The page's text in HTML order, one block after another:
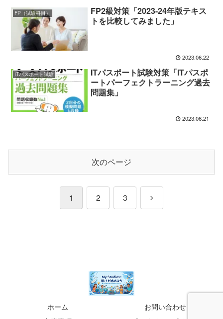
FP（試験科目）
FP2級対策「2023-24年版テキス
トを比較してみました」
2023.06.22
ITパスポート試験
ITパスポート試験対策「ITパスポ
ートパーフェクトラーニング過去
問題集」
2023.06.21
次のページ
1 2 3
次
ホーム
お問い合わせ